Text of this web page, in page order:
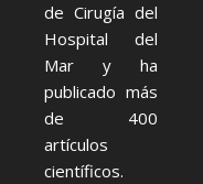
de Cirugía del
Hospital del
Mar y ha
publicado más
de 400
artículos
científicos.